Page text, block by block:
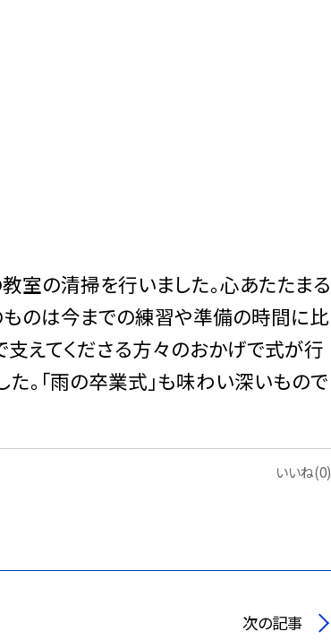
室の清掃を行いました。心あたたまる
のは今までの練習や準備の時間に比
支えてくださる方々のおかげで式が行
た。「雨の卒業式」も味わい深いもので
いいね(0)
次の記事